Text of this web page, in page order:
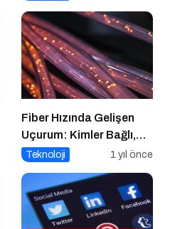
Fiber Hızında Gelişen
Uçurum: Kimler Bağlı,
Kimler Dışarıda
Teknoloji 1 yıl önce